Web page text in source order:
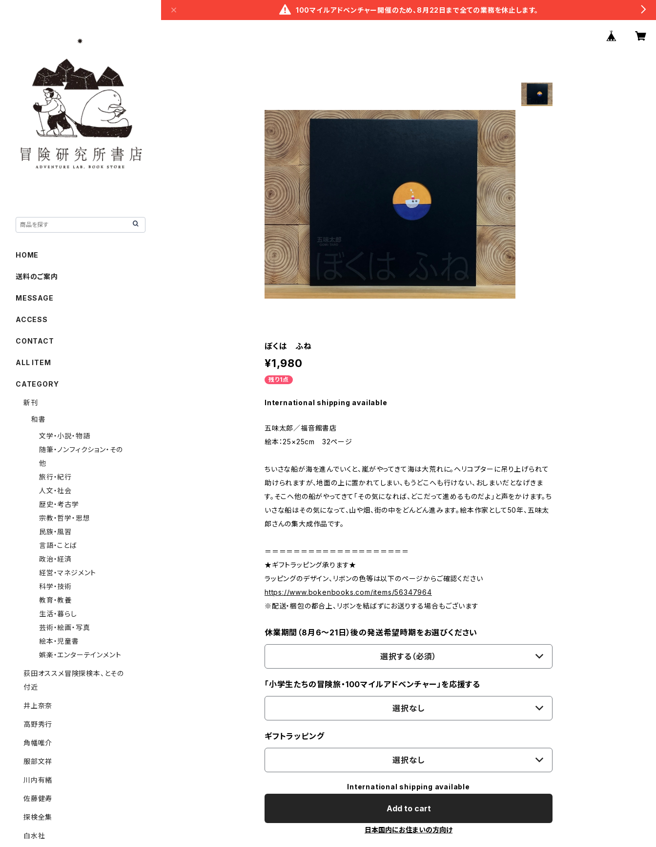
100マイルアドベンチャー開催のため、8月22日まで全ての業務を休止します。
ぼくは ふね
¥1,980
残り1点
International shipping available
五味太郎／福音館書店
絵本：25×25cm 32ページ
ちいさな船が海を進んでいくと、嵐がやってきて海は大荒れに。ヘリコプターに吊り上げられて
助けられますが、地面の上に置かれてしまい、もうどこへも行けない、おしまいだとなげきま
す。そこへ他の船がやってきて「その気になれば、どこだって進めるものだよ」と声をかけます。ち
いさな船はその気になって、山や畑、街の中をどんどん進みます。絵本作家として50年、五味太
郎さんの集大成作品です。
＝＝＝＝＝＝＝＝＝＝＝＝＝＝＝＝＝＝＝＝
★ギフトラッピング承ります★
ラッピングのデザイン、リボンの色等は以下のページからご確認ください
https://www.bokenbooks.com/items/56347964
※配送・梱包の都合上、リボンを結ばずにお送りする場合もございます
休業期間（8月6〜21日）後の発送希望時期をお選びください
選択する（必須）
「小学生たちの冒険旅・100マイルアドベンチャー」を応援する
選択なし
ギフトラッピング
選択なし
International shipping available
Add to cart
日本国内にお住まいの方向け
HOME
送料のご案内
MESSAGE
ACCESS
CONTACT
ALL ITEM
CATEGORY
新刊
和書
文学・小説・物語
随筆・ノンフィクション・その
他
旅行・紀行
人文・社会
歴史・考古学
宗教・哲学・思想
民族・風習
言語・ことば
政治・経済
経営・マネジメント
科学・技術
教育・教養
生活・暮らし
芸術・絵画・写真
絵本・児童書
娯楽・エンターテインメント
荻田オススメ冒険探検本、とその
付近
井上奈奈
高野秀行
角幡唯介
服部文祥
川内有緒
佐藤健寿
探検全集
白水社